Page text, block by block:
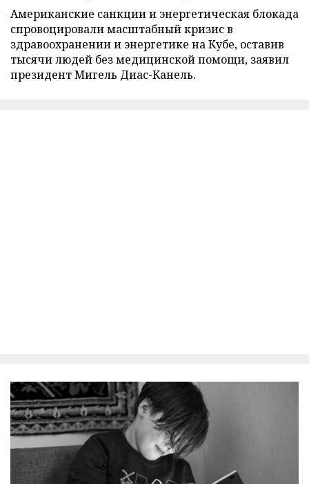
Американские санкции и энергетическая блокада
спровоцировали масштабный кризис в
здравоохранении и энергетике на Кубе, оставив
тысячи людей без медицинской помощи, заявил
президент Мигель Диас-Канель.